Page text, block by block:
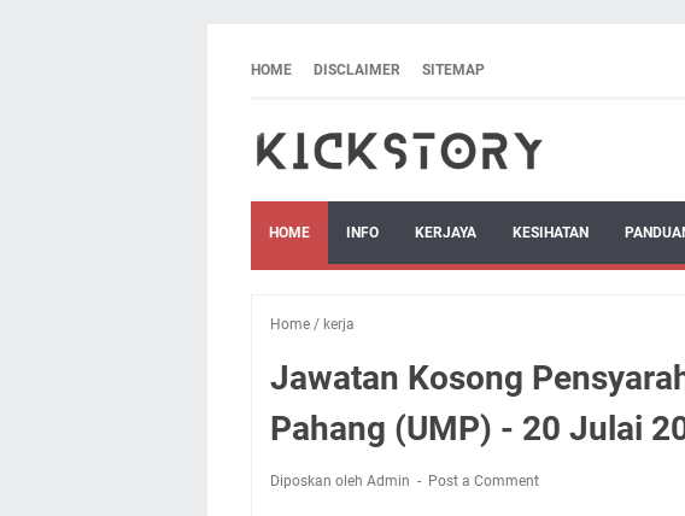
HOME DISCLAIMER SITEMAP
HOME INFO KERJAYA KESIHATAN
Home / kerja
Jawatan Kosong
Pahang (UMP) - 20 Julai
Diposkan oleh Admin Post a Comment